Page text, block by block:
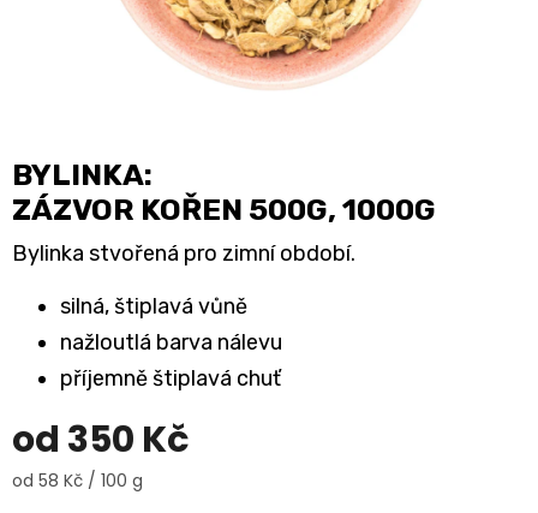
BYLINKA:
ZÁZVOR KOŘEN 500G, 1000G
Bylinka stvořená pro zimní období.
silná, štiplavá vůně
nažloutlá barva nálevu
příjemně štiplavá chuť
od 350 Kč
Měrná
od 58 Kč / 100 g